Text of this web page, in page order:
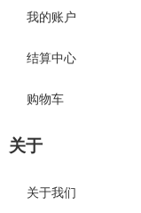
我的账户
结算中心
购物车
关于
关于我们